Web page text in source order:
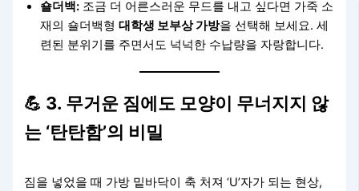
숄더백: 조금 더 어른스러운 무드를 내고 싶다면 가죽 소
재의 숄더백형대학생 보부상 가방을 선택해 보세요. 세
련된 분위기를 주면서도 넉넉한 수납량을 자랑합니다.
💪 3. 무거운 짐에도 모양이 무너지지 않
는 ‘탄탄함’의 비밀
짐을 넣었을 때 가방 밑바닥이 축 처져 ‘U’자가 되는 현상,